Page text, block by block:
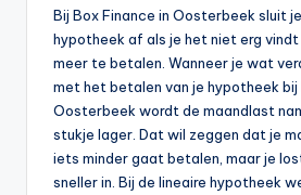
Bij Box Finance in Oosterbeek sluit
hypotheek af als je het niet erg
meer te betalen. Wanneer je wat
met het betalen van je hypotheek bij
Oosterbeek wordt de maandlast
stukje lager. Dat wil zeggen dat je
iets minder gaat betalen, maar je
sneller in. Bij de lineaire hypotheek